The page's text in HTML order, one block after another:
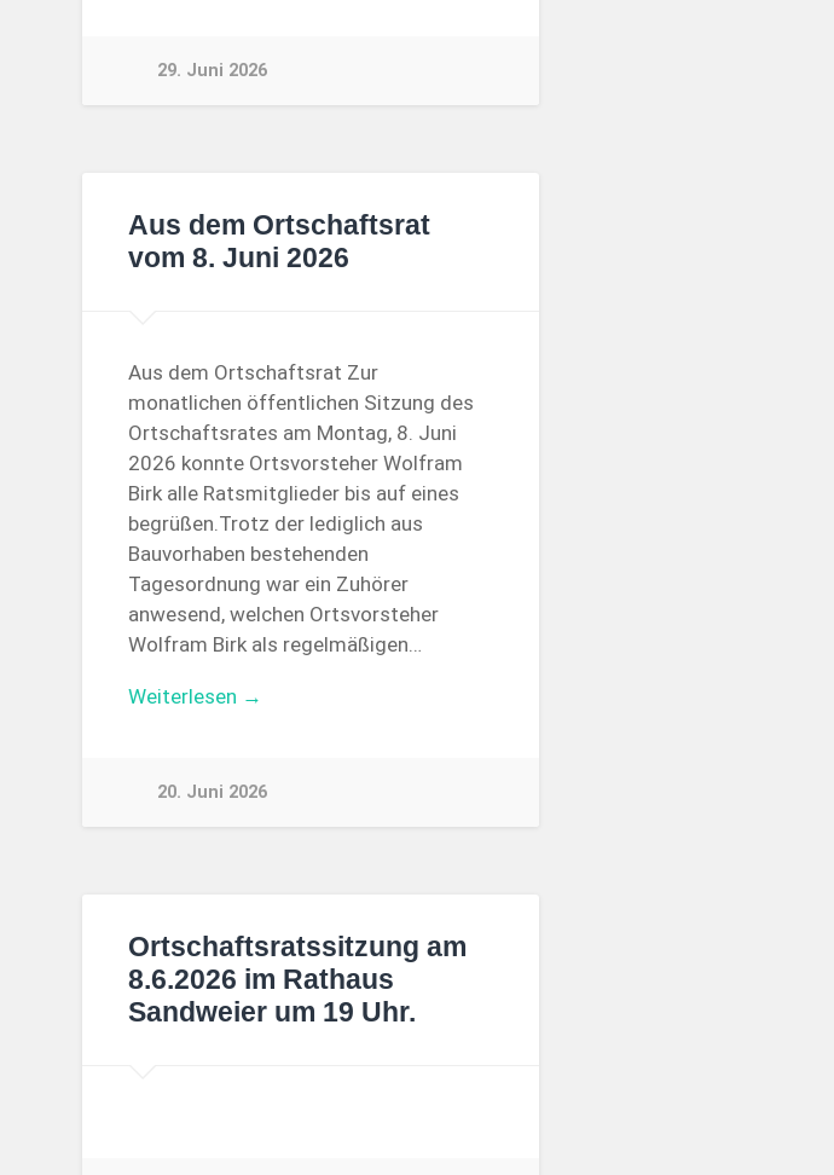
29. Juni 2026
Aus dem Ortschaftsrat
vom 8. Juni 2026
Aus dem Ortschaftsrat Zur
monatlichen öffentlichen Sitzung des
Ortschaftsrates am Montag, 8. Juni
2026 konnte Ortsvorsteher Wolfram
Birk alle Ratsmitglieder bis auf eines
begrüßen.Trotz der lediglich aus
Bauvorhaben bestehenden
Tagesordnung war ein Zuhörer
anwesend, welchen Ortsvorsteher
Wolfram Birk als regelmäßigen…
Weiterlesen →
20. Juni 2026
Ortschaftsratssitzung am
8.6.2026 im Rathaus
Sandweier um 19 Uhr.